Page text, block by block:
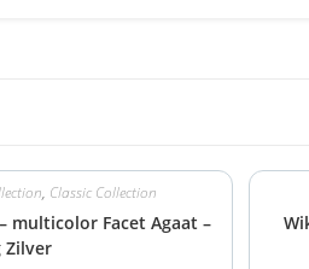
, Classic Collection
multicolor Facet Agaat –
Zilver